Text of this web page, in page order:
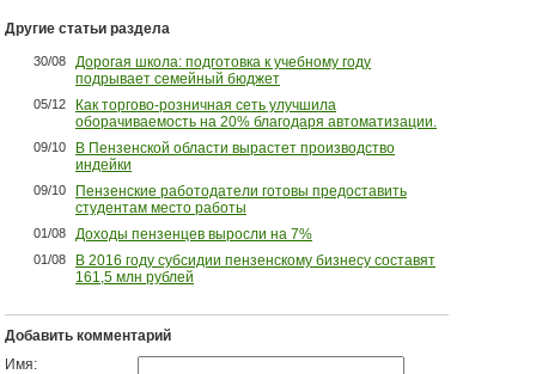
Другие статьи раздела
30/08
Дорогая школа: подготовка к учебному году
подрывает семейный бюджет
05/12
Как торгово-розничная сеть улучшила
оборачиваемость на 20% благодаря автоматизации.
09/10
В Пензенской области вырастет производство
индейки
09/10
Пензенские работодатели готовы предоставить
студентам место работы
01/08 Доходы пензенцев выросли на 7%
01/08
В 2016 году субсидии пензенскому бизнесу составят
161,5 млн рублей
Добавить комментарий
Имя: